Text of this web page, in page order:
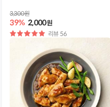
39% 2,000원
3,300원
별
리뷰 56